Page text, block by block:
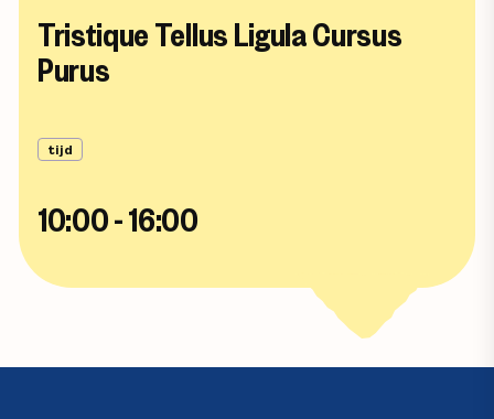
Tristique Tellus Ligula Cursus
Purus
tijd
10:00 - 16:00